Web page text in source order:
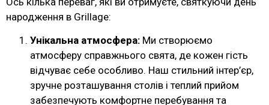
народження в Grillage:
Унікальна атмосфера: Ми створюємо
атмосферу справжнього свята, де кожен гість
відчуває себе особливо. Наш стильний інтер’єр,
зручне розташування столів і теплий прийом
забезпечують комфортне перебування та